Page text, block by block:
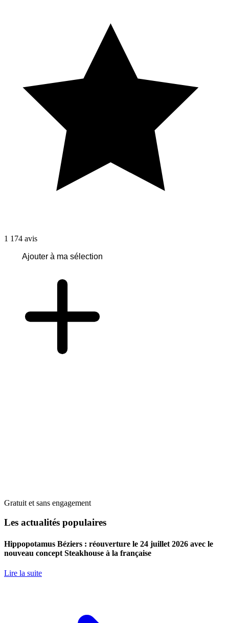
1 174 avis
Ajouter à ma sélection
Gratuit et sans engagement
Les actualités populaires
Hippopotamus Béziers : réouverture le 24 juillet 2026 avec le
nouveau concept Steakhouse à la française
Lire la suite